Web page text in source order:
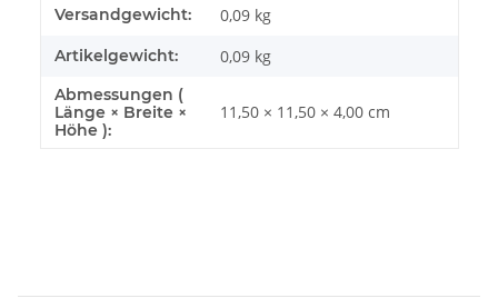
Produkteigenschaft
Wert
Versandgewicht: 0,09 kg
Artikelgewicht: 0,09 kg
Abmessungen (
Länge × Breite ×
Höhe ):
11,50 × 11,50 × 4,00 cm